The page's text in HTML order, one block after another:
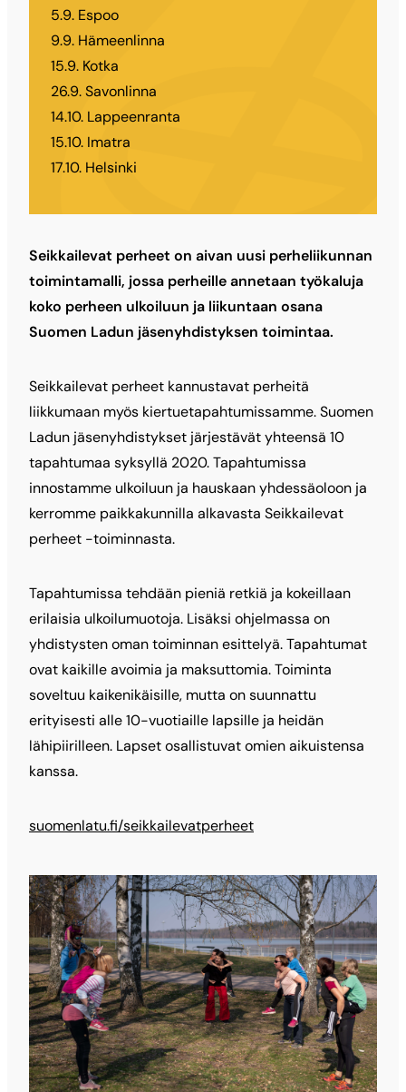
5.9. Espoo
9.9. Hämeenlinna
15.9. Kotka
26.9. Savonlinna
14.10. Lappeenranta
15.10. Imatra
17.10. Helsinki
Seikkailevat perheet on aivan uusi perheliikunnan
toimintamalli, jossa perheille annetaan työkaluja
koko perheen ulkoiluun ja liikuntaan osana
Suomen Ladun jäsenyhdistyksen toimintaa.
Seikkailevat perheet kannustavat perheitä
liikkumaan myös kiertuetapahtumissamme. Suomen
Ladun jäsenyhdistykset järjestävät yhteensä 10
tapahtumaa syksyllä 2020. Tapahtumissa
innostamme ulkoiluun ja hauskaan yhdessäoloon ja
kerromme paikkakunnilla alkavasta Seikkailevat
perheet -toiminnasta.
Tapahtumissa tehdään pieniä retkiä ja kokeillaan
erilaisia ulkoilumuotoja. Lisäksi ohjelmassa on
yhdistysten oman toiminnan esittelyä. Tapahtumat
ovat kaikille avoimia ja maksuttomia. Toiminta
soveltuu kaikenikäisille, mutta on suunnattu
erityisesti alle 10-vuotiaille lapsille ja heidän
lähipiirilleen. Lapset osallistuvat omien aikuistensa
kanssa.
suomenlatu.fi/seikkailevatperheet